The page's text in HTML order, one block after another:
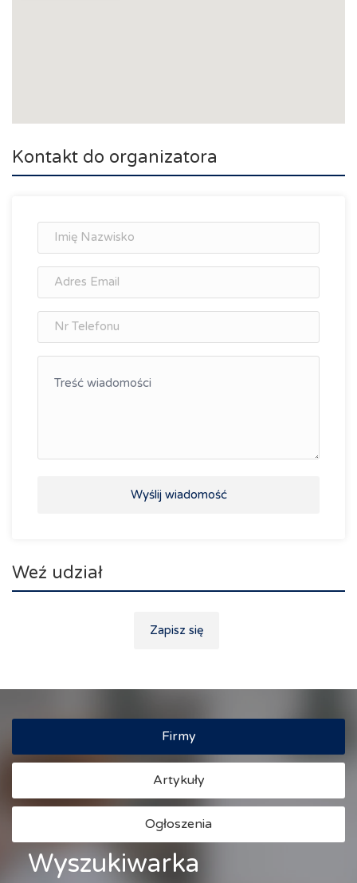
Kontakt do organizatora
Wyślij wiadomość
Weź udział
Zapisz się
Firmy
Artykuły
Ogłoszenia
Wyszukiwarka